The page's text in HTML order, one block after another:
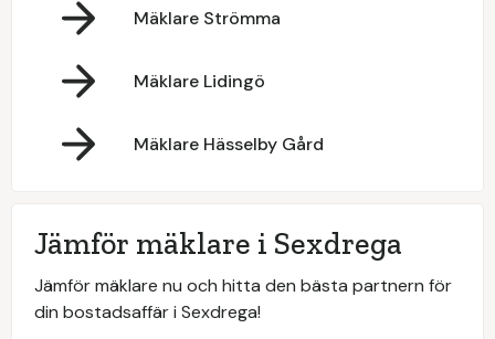
Mäklare Strömma
Mäklare Lidingö
Mäklare Hässelby Gård
Jämför mäklare i Sexdrega
Jämför mäklare nu och hitta den bästa partnern för
din bostadsaffär i Sexdrega!